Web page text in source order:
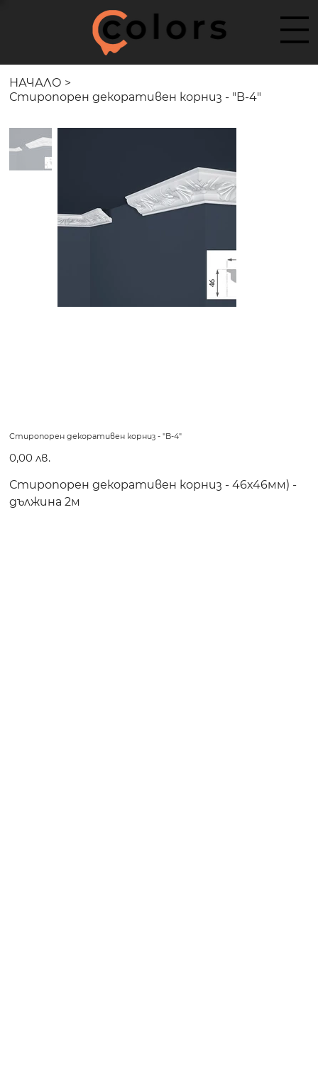
НАЧАЛО >
Стиропорен декоративен корниз - "B-4"
Стиропорен декоративен корниз - "B-4"
Цена
0,00 лв.
Стиропорен декоративен корниз - 46x46мм) -
дължина 2м